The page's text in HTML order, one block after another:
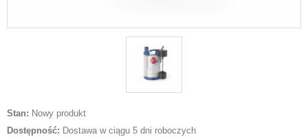
Stan: Nowy produkt
Dostępność: Dostawa w ciągu 5 dni roboczych